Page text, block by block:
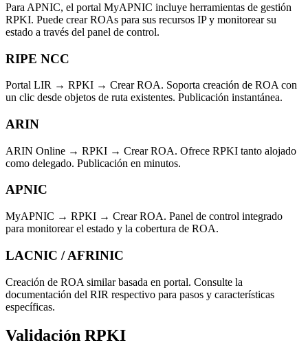
Para APNIC, el portal MyAPNIC incluye herramientas de gestión
RPKI. Puede crear ROAs para sus recursos IP y monitorear su
estado a través del panel de control.
RIPE NCC
Portal LIR → RPKI → Crear ROA. Soporta creación de ROA con
un clic desde objetos de ruta existentes. Publicación instantánea.
ARIN
ARIN Online → RPKI → Crear ROA. Ofrece RPKI tanto alojado
como delegado. Publicación en minutos.
APNIC
MyAPNIC → RPKI → Crear ROA. Panel de control integrado
para monitorear el estado y la cobertura de ROA.
LACNIC / AFRINIC
Creación de ROA similar basada en portal. Consulte la
documentación del RIR respectivo para pasos y características
específicas.
Validación RPKI